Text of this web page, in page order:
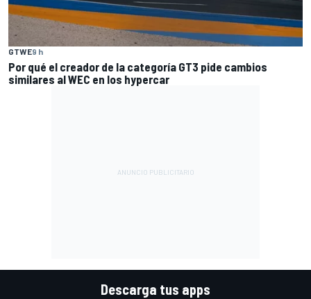
GTWE9 h
Por qué el creador de la categoría GT3 pide cambios
similares al WEC en los hypercar
Descarga tus apps